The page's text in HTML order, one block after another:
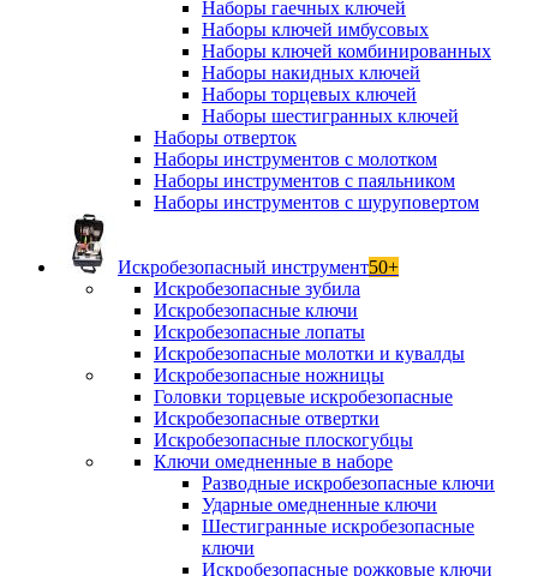
Наборы гаечных ключей
Наборы ключей имбусовых
Наборы ключей комбинированных
Наборы накидных ключей
Наборы торцевых ключей
Наборы шестигранных ключей
Наборы отверток
Наборы инструментов с молотком
Наборы инструментов с паяльником
Наборы инструментов с шуруповертом
Искробезопасный инструмент50+
Искробезопасные зубила
Искробезопасные ключи
Искробезопасные лопаты
Искробезопасные молотки и кувалды
Искробезопасные ножницы
Головки торцевые искробезопасные
Искробезопасные отвертки
Искробезопасные плоскогубцы
Ключи омедненные в наборе
Разводные искробезопасные ключи
Ударные омедненные ключи
Шестигранные искробезопасные
ключи
Искробезопасные рожковые ключи